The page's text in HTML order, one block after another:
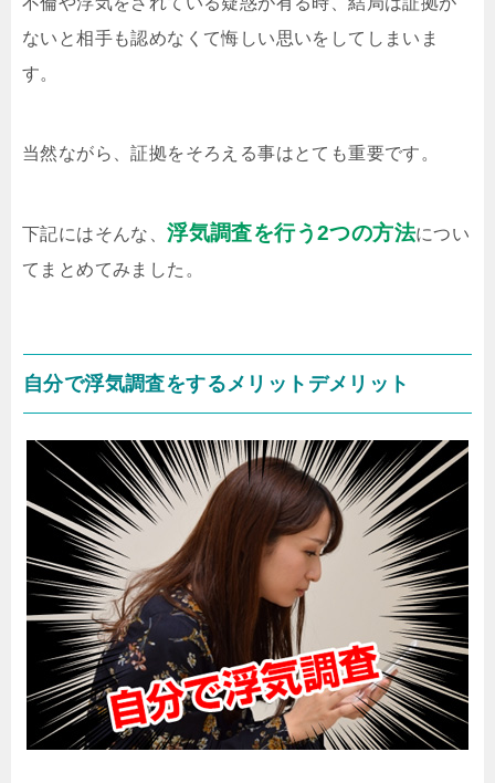
ないと相手も認めなくて悔しい思いをしてしまいま
す。
当然ながら、証拠をそろえる事はとても重要です。
下記にはそんな、浮気調査を行う2つの方法につい
てまとめてみました。
自分で浮気調査をするメリットデメリット